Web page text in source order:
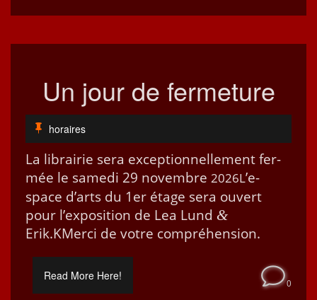
Un jour de fermeture
horaires
La librairie sera excep­tion­nelle­ment fer­
mée le same­di 29 novem­bre 2026L’e­
space d’arts du 1er étage sera ouvert
pour l’ex­po­si­tion de Lea Lund &
Erik.KMer­ci de votre compréhension.
Read More Here!
0